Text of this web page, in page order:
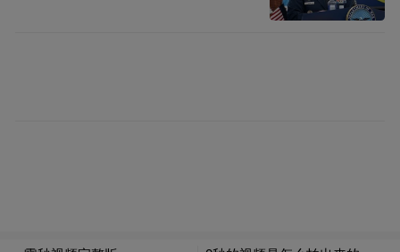
志愿者将在工作人员带领下，于景区公开路